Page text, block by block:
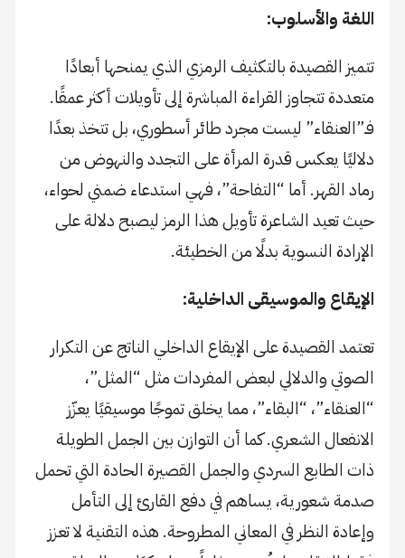
اللغة والأسلوب:
تتميز القصيدة بالتكثيف الرمزي الذي يمنحها أبعادًا
متعددة تتجاوز القراءة المباشرة إلى تأويلات أكثر عمقًا.
فـ”العنقاء” ليست مجرد طائر أسطوري، بل تتخذ بعدًا
دلاليًا يعكس قدرة المرأة على التجدد والنهوض من
رماد القهر. أما “التفاحة”، فهي استدعاء ضمني لحواء،
حيث تعيد الشاعرة تأويل هذا الرمز ليصبح دلالة على
الإرادة النسوية بدلًا من الخطيئة.
الإيقاع والموسيقى الداخلية:
تعتمد القصيدة على الإيقاع الداخلي الناتج عن التكرار
الصوتي والدلالي لبعض المفردات مثل “المثل”،
“العنقاء”، “البقاء”، مما يخلق تموجًا موسيقيًا يعزّز
الانفعال الشعري. كما أن التوازن بين الجمل الطويلة
ذات الطابع السردي والجمل القصيرة الحادة التي تحمل
صدمة شعورية، يساهم في دفع القارئ إلى التأمل
وإعادة النظر في المعاني المطروحة. هذه التقنية لا تعزز